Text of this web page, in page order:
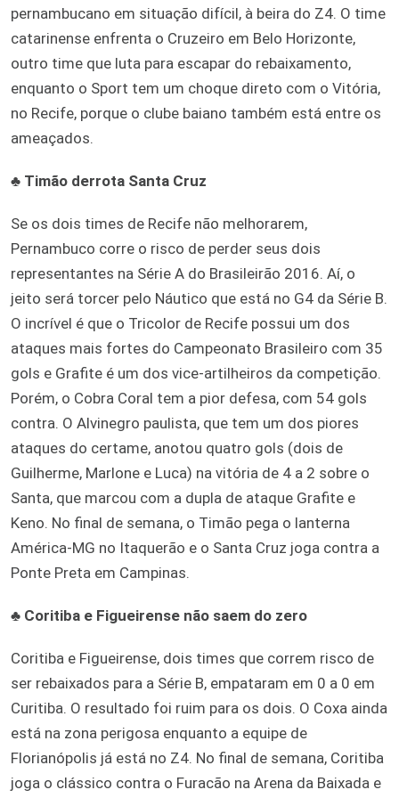
pernambucano em situação difícil, à beira do Z4. O time
catarinense enfrenta o Cruzeiro em Belo Horizonte,
outro time que luta para escapar do rebaixamento,
enquanto o Sport tem um choque direto com o Vitória,
no Recife, porque o clube baiano também está entre os
ameaçados.
♣ Timão derrota Santa Cruz
Se os dois times de Recife não melhorarem,
Pernambuco corre o risco de perder seus dois
representantes na Série A do Brasileirão 2016. Aí, o
jeito será torcer pelo Náutico que está no G4 da Série B.
O incrível é que o Tricolor de Recife possui um dos
ataques mais fortes do Campeonato Brasileiro com 35
gols e Grafite é um dos vice-artilheiros da competição.
Porém, o Cobra Coral tem a pior defesa, com 54 gols
contra. O Alvinegro paulista, que tem um dos piores
ataques do certame, anotou quatro gols (dois de
Guilherme, Marlone e Luca) na vitória de 4 a 2 sobre o
Santa, que marcou com a dupla de ataque Grafite e
Keno. No final de semana, o Timão pega o lanterna
América-MG no Itaquerão e o Santa Cruz joga contra a
Ponte Preta em Campinas.
♣ Coritiba e Figueirense não saem do zero
Coritiba e Figueirense, dois times que correm risco de
ser rebaixados para a Série B, empataram em 0 a 0 em
Curitiba. O resultado foi ruim para os dois. O Coxa ainda
está na zona perigosa enquanto a equipe de
Florianópolis já está no Z4. No final de semana, Coritiba
joga o clássico contra o Furacão na Arena da Baixada e